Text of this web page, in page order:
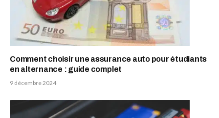
Comment choisir une assurance auto pour étudiants
en alternance : guide complet
9 décembre 2024